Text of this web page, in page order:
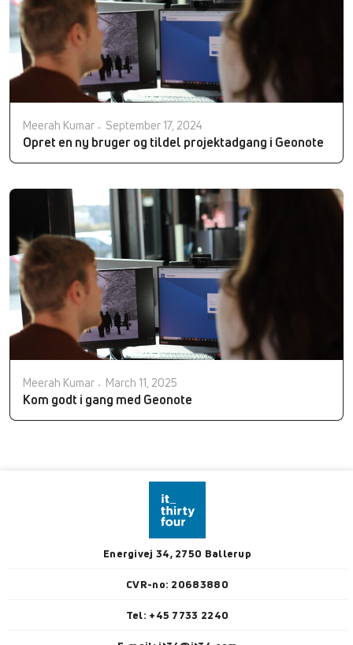
Meerah Kumar September 17, 2024
Opret en ny bruger og tildel projektadgang i Geonote
Meerah Kumar March 11, 2025
Kom godt i gang med Geonote
Energivej 34, 2750 Ballerup
CVR-no: 20683880
Tel: +45 7733 2240